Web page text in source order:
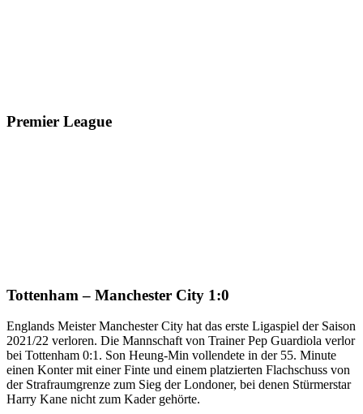
Premier League
Tottenham – Manchester City 1:0
Englands Meister Manchester City hat das erste Ligaspiel der Saison
2021/22 verloren. Die Mannschaft von Trainer Pep Guardiola verlor
bei Tottenham 0:1. Son Heung-Min vollendete in der 55. Minute
einen Konter mit einer Finte und einem platzierten Flachschuss von
der Strafraumgrenze zum Sieg der Londoner, bei denen Stürmerstar
Harry Kane nicht zum Kader gehörte.